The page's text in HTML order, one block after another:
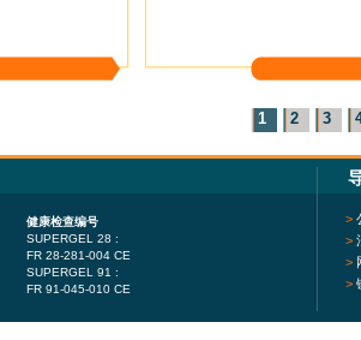
1 2 3
健康检查编号
SUPERGEL 28 :
FR 28-281-004 CE
SUPERGEL 91 :
FR 91-045-010 CE
>
>
>
>